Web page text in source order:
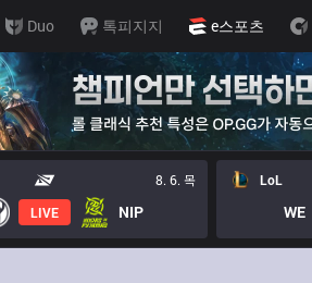
Duo 톡피지지 e스포츠
8. 6. 목
LIVE NIP
LoL
WE